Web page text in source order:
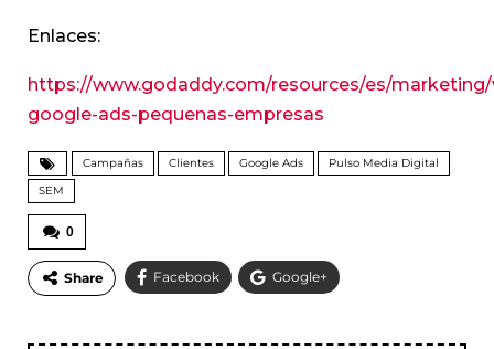
Enlaces:
https://www.godaddy.com/resources/es/
google-ads-pequenas-empresas
Campañas Clientes Google Ads
Pulso Media Digital
SEM
0
Share Facebook Google+